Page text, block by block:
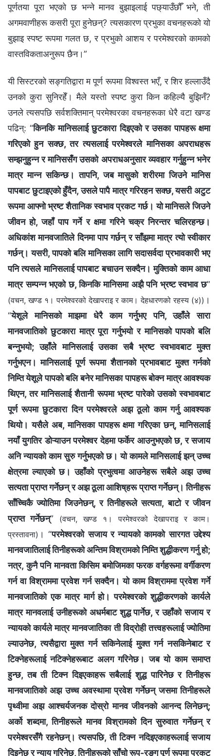
पूर्णतया पूरा भएको छ भन्‍ने मानव बुझाइलाई पछ्याउँछौँ भने, ती
अगमवाणीहरू कसरी पूरा हुनेछन्? त्यसकारण प्रभुका वचनहरूको यो
बुझाइ स्पष्ट रूपमा गलत छ, र प्रभुको आशय र परमेश्‍वरको कामको
वास्तविकताअनुरूप छैन।”
यी सिस्टरको सङ्गतिद्वारा म पूर्ण रूपमा विश्‍वस्त भएँ, र शिर हल्‍लाउँदै
उनको कुरा सुनिरहेँ। मैले यस्तो स्पष्ट कुरा किन कहिल्यै बुझिनँ?
उनले त्यसपछि सर्वशक्तिमान् परमेश्‍वरका वचनहरूका धेरै वटा खण्ड
पढिन्: “किनकि मानिसलाई छुटकारा दिइएको र उसका पापहरू क्षमा
गरिएको हुन सक्छ, तर त्यसलाई परमेश्‍वरले मानिसका अपराधहरू
सम्‍झनुहुन्‍न र मानिससँग उसको अपराधअनुसार व्यवहार गर्नुहुन्‍न भनेर
मात्र मान्न सकिन्छ। तापनि, जब मासुको शरीरमा जिउने मानिस
पापबाट छुटाइएको हुँदैन, उसले पापै मात्र गरिरहन सक्छ, यसरी अटुट
रूपमा आफ्नो भ्रष्ट शैतानिक स्वभाव प्रकट गर्छ। यो मानिसले जिउने
जीवन हो, जहाँ पाप गर्ने र क्षमा गरिने चक्र निरन्तर चलिरहन्छ।
अधिकांश मानवजातिले दिनमा पाप गर्छन् र साँझमा मात्र त्यो स्वीकार
गर्छन्। यसरी, पापको बलि मानिसका लागि सदासर्वदा प्रभावकारी भए
पनि त्यसले मानिसलाई पापबाट बचाउन सक्दैन। मुक्तिको काम आधा
मात्र सम्पन्न भएको छ, किनकि मानिसमा अझै पनि भ्रष्ट स्वभाव छ”
(वचन, खण्ड १। परमेश्‍वरको देखापराइ र काम। देहधारणको रहस्य (४)) ।
“येशूले मानिसको माझमा धेरै काम गर्नुभए पनि, उहाँले सारा
मानवजातिको छुटकारा मात्र पूरा गर्नुभयो र मानिसको पापको बलि
बन्नुभयो; उहाँले मानिसलाई उसका सबै भ्रष्ट स्वभावबाट मुक्त
गर्नुभएन। मानिसलाई पूर्ण रूपमा शैतानको प्रभावबाट मुक्त गर्नको
निम्ति येशूले पापको बलि बनेर मानिसका पापहरू बोक्न मात्र आवश्यक
थिएन, तर मानिसलाई शैतानी रूपमा भ्रष्ट पारेको उसको स्वभावबाट
पूर्ण रूपमा छुटकारा दिन परमेश्‍वरले अझ ठूलो काम गर्नु आवश्यक
थियो। यसैले अब, मानिसका पापहरू क्षमा गरिएका छन्, मानिसलाई
नयाँ युगतिर डोऱ्याउन परमेश्‍वर देहमा फर्केर आउनुभएको छ, र सजाय
अनि न्यायको काम सुरु गर्नुभएको छ। यो कामले मानिसलाई झन् उच्च
क्षेत्रमा ल्याएको छ। उहाँको प्रभुत्वमा आउनेहरू सबैले अझ उच्च
सत्यता प्राप्त गर्नेछन् र अझ ठूला आशिष्‌हरू प्राप्त गर्नेछन्। तिनीहरू
साँच्चिकै ज्योतिमा जिउनेछन्, र तिनीहरूले सत्यता, बाटो र जीवन
प्राप्त गर्नेछन्” (वचन, खण्ड १। परमेश्‍वरको देखापराइ र काम।
प्रस्तावना) । “परमेश्‍वरको सजाय र न्यायको कामको सारगत उद्देश्य
मानवजातिलाई तिनीहरूको अन्तिम विश्रामको निम्ति शुद्धीकरण गर्नु हो;
नत्र, कुनै पनि मानवता किसिम बमोजिमका फरक वर्गहरूमा वर्गीकरण
गर्न वा विश्राममा प्रवेश गर्न सक्दैन। यो काम विश्राममा प्रवेश गर्ने
मानवजातिको एक मात्र मार्ग हो। परमेश्‍वरको शुद्धीकरणको कार्यले
मात्र मानवलाई उनीहरूको अधर्मबाट शुद्ध पार्नेछ, र उहाँको सजाय र
न्यायको कार्यले मात्र मानवजातिका ती विद्रोही तत्त्वहरूलाई ज्योतिमा
ल्याउनेछ, त्यसैद्वारा मुक्त गर्न सकिनेलाई मुक्त गर्न नसकिनेबाट र
टिक्नेहरूलाई नटिक्नेहरूबाट अलग गरिनेछ। जब यो काम समाप्‍त
हुन्छ, तब ती टिक्न दिइएकाहरू सबैलाई शुद्ध पारिनेछ र तिनीहरू
मानवजातिको अझ उच्च अवस्थामा प्रवेश गर्नेछन् जसमा तिनीहरूले
पृथ्वीमा अझ आश्‍चर्यजनक दोस्रो मानव जीवनको आनन्द लिनेछन्;
अर्को शब्दमा, तिनीहरूले मानव विश्रामको दिन सुरुवात गर्नेछन् र
परमेश्‍वरसँगै रहनेछन्। त्यसपछि, ती टिक्न नदिइएकाहरूलाई सजाय
दिइनेछ र न्याय गरिनेछ, तिनीहरूको साँचो रूप-रङ्ग पूर्ण रूपमा प्रकट